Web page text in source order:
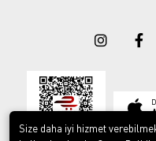
Size daha iyi hizmet